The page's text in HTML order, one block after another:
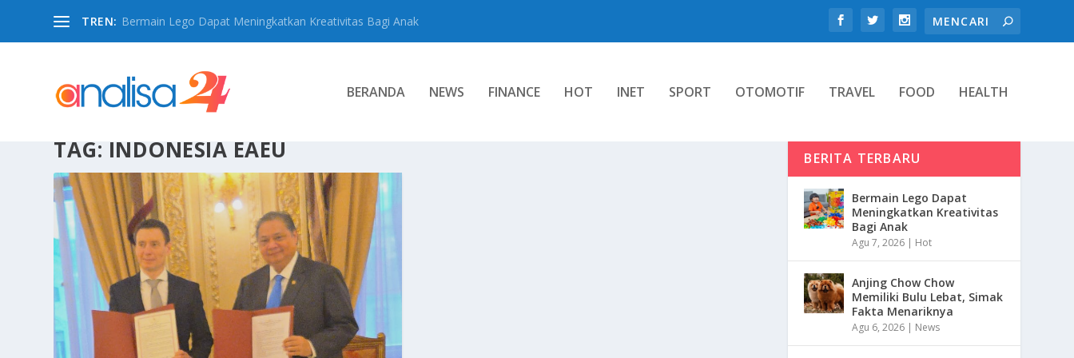
TREN: Bermain Lego Dapat Meningkatkan Kreativitas Bagi Anak
BERANDA NEWS FINANCE HOT INET SPORT OTOMOTIF TRAVEL FOOD HEALTH
TAG: INDONESIA EAEU BERITA TERBARU
Bermain Lego Dapat
Meningkatkan Kreativitas
Bagi Anak
Agu 7, 2026 | Hot
Anjing Chow Chow
Memiliki Bulu Lebat, Simak
Fakta Menariknya
Agu 6, 2026 | News